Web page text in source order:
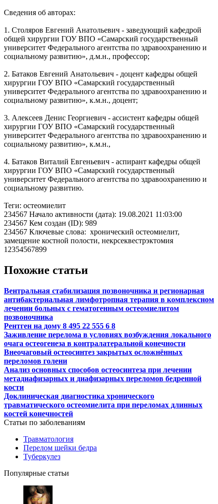
Сведения об авторах:
1. Столяров Евгений Анатольевич - заведующий кафедрой
общей хирургии ГОУ ВПО «Самарский государственный
университет Федерального агентства по здравоохранению и
социальному развитию», д.м.н., профессор;
2. Батаков Евгений Анатольевич - доцент кафедры общей
хирургии ГОУ ВПО «Самарский государственный
университет Федерального агентства по здравоохранению и
социальному развитию», к.м.н., доцент;
3. Алексеев Денис Георгиевич - ассистент кафедры общей
хирургии ГОУ ВПО «Самарский государственный
университет Федерального агентства по здравоохранению и
социальному развитию», к.м.н.,
4. Батаков Виталий Евгеньевич - аспирант кафедры общей
хирургии ГОУ ВПО «Самарский государственный
университет Федерального агентства по здравоохранению и
социальному развитию.
Теги: остеомиелит
234567 Начало активности (дата): 19.08.2021 11:03:00
234567 Кем создан (ID): 989
234567 Ключевые слова: хронический остеомиелит,
замещение костной полости, некрсеквестрэктомия
12354567899
Похожие статьи
Вентральная стабилизация позвоночника и регионарная
антибактериальная лимфотропная терапия в комплексном
лечении больных с гематогенным остеомиелитом
позвоночника
Рентген на дому 8 495 22 555 6 8
Заживление перелома в условиях возбуждения локального
очага остеогенеза в контралатеральной конечности
Внеочаговый остеосинтез закрытых осложнённых
переломов голени
Анализ основных способов остеосинтеза при лечении
метадиафизарных и диафизарных переломов бедренной
кости
Доклиническая диагностика хронического
травматического остеомиелита при переломах длинных
костей конечностей
Статьи по заболеваниям
Травматология
Перелом шейки бедра
Туберкулез
Популярные статьи